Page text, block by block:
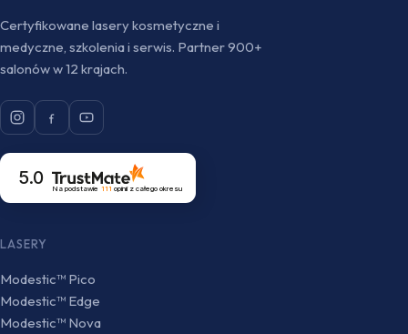
Certyfikowane lasery kosmetyczne i
medyczne, szkolenia i serwis. Partner 900+
salonów w 12 krajach.
5.0
Na podstawie 111 opinii z całego okresu
LASERY
Modestic™ Pico
Modestic™ Edge
Modestic™ Nova